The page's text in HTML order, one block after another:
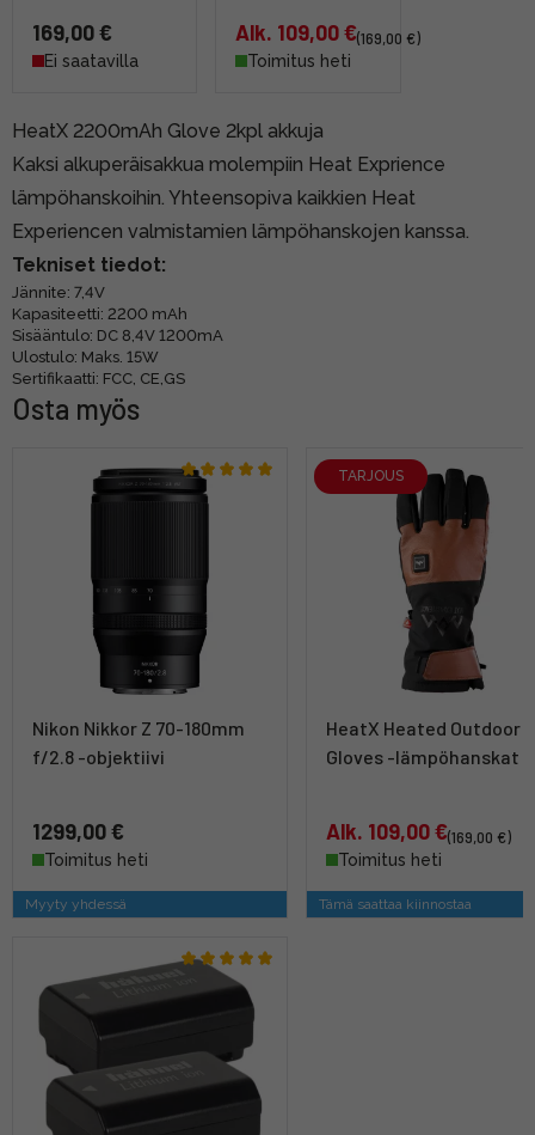
169,00 €
Ei saatavilla
Alk. 109,00 €(169,00 €)
Toimitus heti
HeatX 2200mAh Glove 2kpl akkuja
Kaksi alkuperäisakkua molempiin Heat Exprience
lämpöhanskoihin. Yhteensopiva kaikkien Heat
Experiencen valmistamien lämpöhanskojen kanssa.
Tekniset tiedot:
Jännite: 7,4V
Kapasiteetti: 2200 mAh
Sisääntulo: DC 8,4V 1200mA
Ulostulo: Maks. 15W
Sertifikaatti: FCC, CE,GS
Osta myös
Nikon Nikkor Z 70-180mm
f/2.8 -objektiivi
1299,00 €
Toimitus heti
Myyty yhdessä
TARJOUS
HeatX Heated Outdoor
Gloves -lämpöhanskat
Alk. 109,00 €(169,00 €)
Toimitus heti
Tämä saattaa kiinnostaa